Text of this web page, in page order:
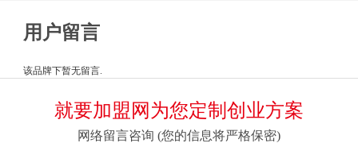
用户留言
该品牌下暂无留言.
就要加盟网为您定制创业方案
网络留言咨询 (您的信息将严格保密)